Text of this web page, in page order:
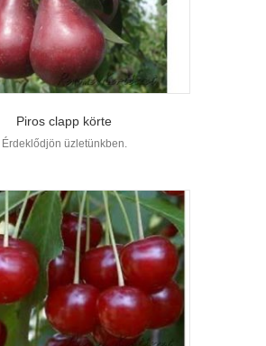
Piros clapp körte
Érdeklődjön üzletünkben.